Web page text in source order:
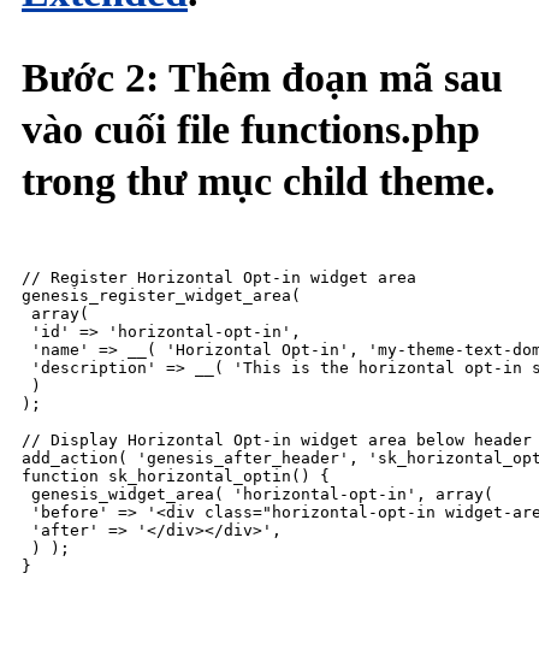
Bước 2: Thêm đoạn mã sau
vào cuối file functions.php
trong thư mục child theme.
// Register Horizontal Opt-in widget area
genesis_register_widget_area(
array(
'id' => 'horizontal-opt-in',
'name' => __( 'Horizontal Opt-in', 'my-theme-text-
'description' => __( 'This is the horizontal opt-in
)
);
// Display Horizontal Opt-in widget area below header
add_action( 'genesis_after_header',
function sk_horizontal_optin() {
genesis_widget_area( 'horizontal-opt-in', array(
'before' => '<div class="horizontal-opt-in widget-
'after' => '</div></div>',
) );
}